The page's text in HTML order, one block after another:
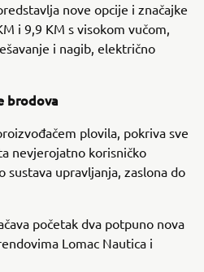
nove opcije i značajke
i 9,9 KM s visokom vučom,
i nagib, električno
brodova
plovila, pokriva sve
nevjerojatno korisničko
sustava upravljanja, zaslona do
početak dva potpuno nova
Lomac Nautica i